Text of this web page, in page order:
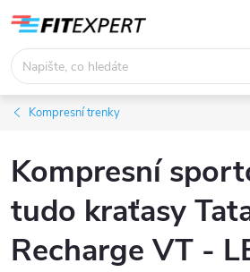
obsah
Kompresní trenky
Kompresní
tudo kraťasy
Recharge VT -